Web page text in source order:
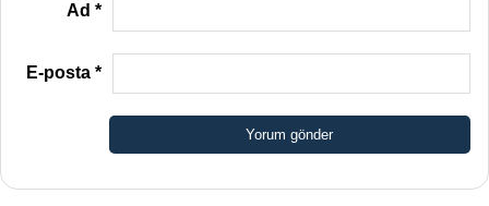
Ad*
E-posta*